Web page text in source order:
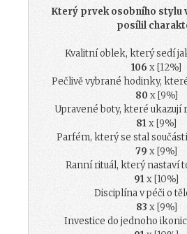
Který prvek osobního stylu
posílil
Kvalitní oblek, který sedí
106 x [12%]
Pečlivě vybrané hodinky,
80 x [9%]
Upravené boty, které ukazují
81x [9%]
Parfém, který se stal
79 x [9%]
Ranní rituál, který nastaví
91x [10%]
Disciplína v péči o
83 x [9%]
Investice do jednoho